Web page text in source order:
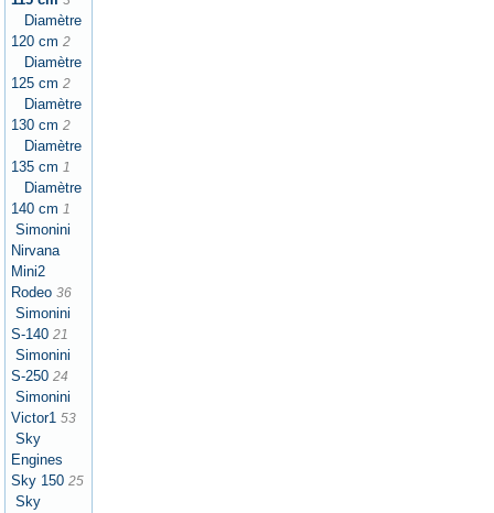
Diamètre
120 cm 2
Diamètre
125 cm 2
Diamètre
130 cm 2
Diamètre
135 cm 1
Diamètre
140 cm 1
Simonini
Nirvana
Mini2
Rodeo 36
Simonini
S-140 21
Simonini
S-250 24
Simonini
Victor1 53
Sky
Engines
Sky 150 25
Sky